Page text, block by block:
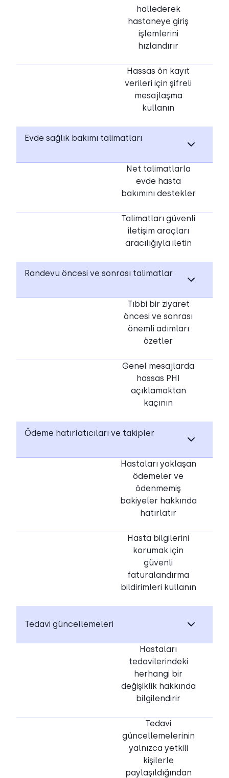
hallederek
hastaneye giriş
işlemlerini
hızlandırır
Hassas ön kayıt
verileri için şifreli
mesajlaşma
kullanın
Evde sağlık bakımı talimatları
Net talimatlarla
evde hasta
bakımını destekler
Talimatları güvenli
iletişim araçları
aracılığıyla iletin
Randevu öncesi ve sonrası talimatlar
Tıbbi bir ziyaret
öncesi ve sonrası
önemli adımları
özetler
Genel mesajlarda
hassas PHI
açıklamaktan
kaçının
Ödeme hatırlatıcıları ve takipler
Hastaları yaklaşan
ödemeler ve
ödenmemiş
bakiyeler hakkında
hatırlatır
Hasta bilgilerini
korumak için
güvenli
faturalandırma
bildirimleri kullanın
Tedavi güncellemeleri
Hastaları
tedavilerindeki
herhangi bir
değişiklik hakkında
bilgilendirir
Tedavi
güncellemelerinin
yalnızca yetkili
kişilerle
paylaşıldığından